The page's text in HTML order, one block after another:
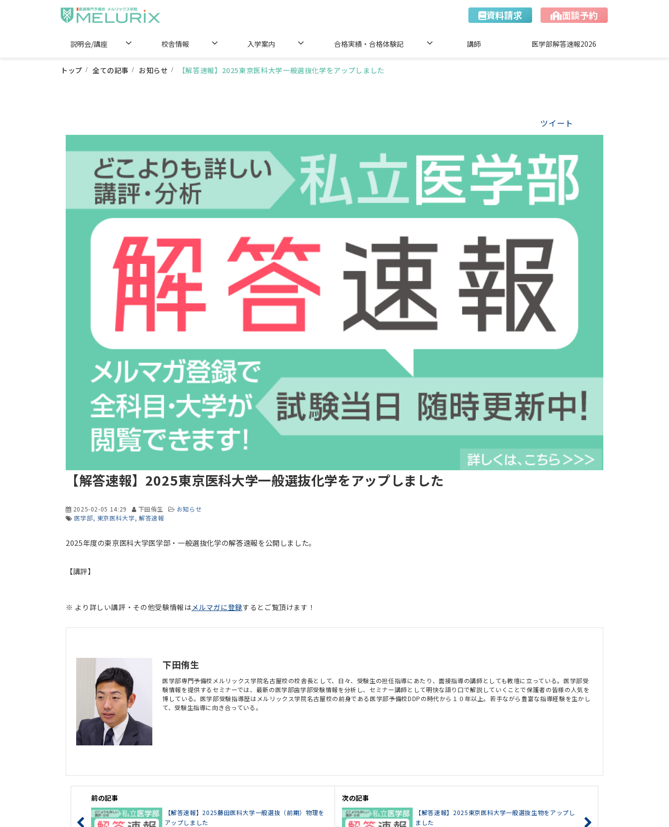
資料請求 面談予約
説明会/講座 校舎情報 入学案内 合格実績・合格体験記 講師 医学部解答速報2026
トップ 全ての記事 お知らせ 【解答速報】2025東京医科大学一般選抜化学をアップしました
ツイート
【解答速報】2025東京医科大学一般選抜化学をアップしました
2025-02-05 14:29 下田侑生
お知らせ
医学部 東京医科大学 解答速報
2025年度の東京医科大学医学部・一般選抜化学の解答速報を公開しました。
【講評】
※ より詳しい講評・その他受験情報は メルマガに登録するとご覧頂けます！
下田侑生
医学部専門予備校メルリックス学院名古屋校の校舎長として、日々、受験生の担任指導にあたり、面接指導の講師としても教壇に立っている。医学部受
験情報を提供するセミナーでは、最新の医学部歯学部受験情報を分析し、セミナー講師として明快な語り口で解説していくことで保護者の皆様の人気を
博している。医学部受験指導歴はメルリックス学院名古屋校の前身である医学部予備校DDPの時代から１０年以上。若手ながら豊富な指導経験を生かし
て、受験生指導に向き合っている。
前の記事
【解答速報】2025藤田医科大学一般選抜（前期）物理を
アップしました
次の記事
【解答速報】2025東京医科大学一般選抜生物をアップし
ました